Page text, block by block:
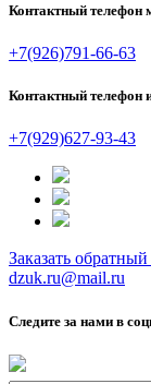
Контактный телефон
+7(926)791-66-63
Контактный телефон
+7(929)627-93-43
Заказать
dzuk.ru@mail.ru
Следите за нами в